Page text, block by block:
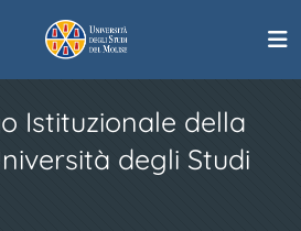
Istituzionale della
degli Studi